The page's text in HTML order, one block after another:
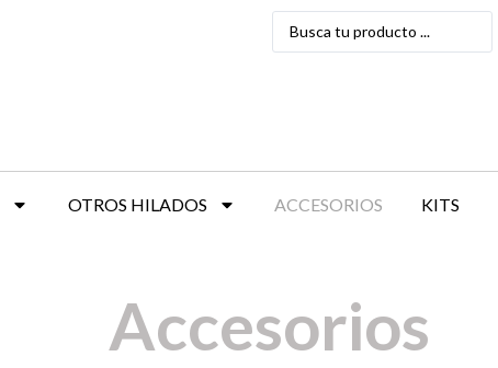
OTROS HILADOS ACCESORIOS KITS
Accesorios